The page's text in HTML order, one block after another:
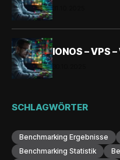
IONOS – VPS
SCHLAGWÖRTER
Benchmarking Ergebnisse
Benchmarking Statistik